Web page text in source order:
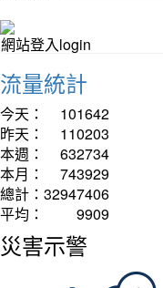
網站登入login
流量統計
今天：
101642
昨天：
110203
本週：
632734
本月：
743929
總計： 32947406
平均：
9909
災害示警